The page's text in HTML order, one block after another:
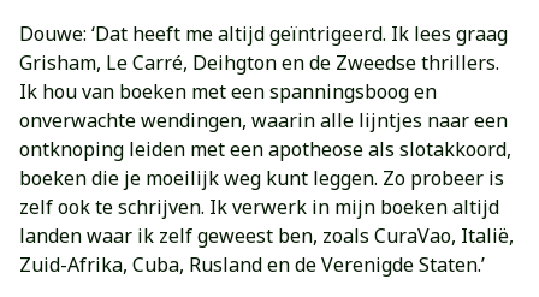
Douwe: ‘Dat heeft me altijd geïntrigeerd. Ik lees graag
Grisham, Le Carré, Deihgton en de Zweedse thrillers.
Ik hou van boeken met een spanningsboog en
onverwachte wendingen, waarin alle lijntjes naar een
ontknoping leiden met een apotheose als slotakkoord,
boeken die je moeilijk weg kunt leggen. Zo probeer is
zelf ook te schrijven. Ik verwerk in mijn boeken altijd
landen waar ik zelf geweest ben, zoals CuraVao, Italië,
Zuid-Afrika, Cuba, Rusland en de Verenigde Staten.’